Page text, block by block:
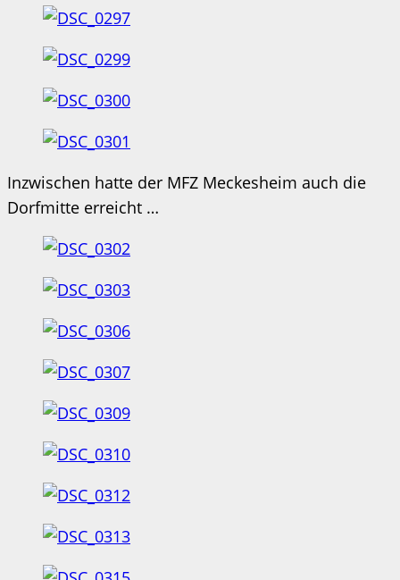
Inzwischen hatte der MFZ Meckesheim auch die
Dorfmitte erreicht …